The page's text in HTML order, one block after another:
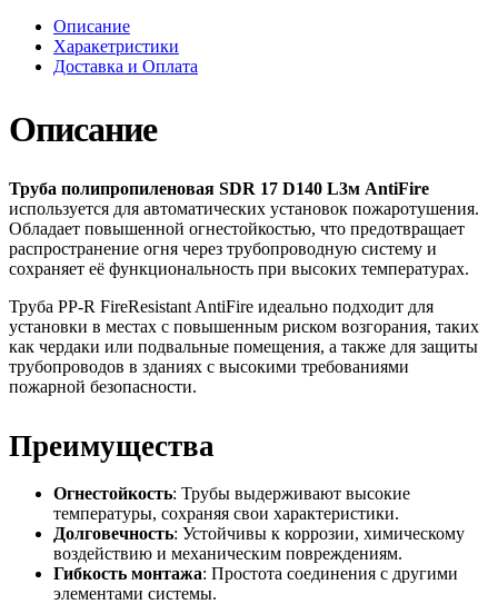
Описание
Харакетристики
Доставка и Оплата
Описание
Труба полипропиленовая SDR 17 D140 L3м AntiFire
используется для автоматических установок пожаротушения.
Обладает повышенной огнестойкостью, что предотвращает
распространение огня через трубопроводную систему и
сохраняет её функциональность при высоких температурах.
Труба PP-R FireResistant AntiFire идеально подходит для
установки в местах с повышенным риском возгорания, таких
как чердаки или подвальные помещения, а также для защиты
трубопроводов в зданиях с высокими требованиями
пожарной безопасности.
Преимущества
Огнестойкость: Трубы выдерживают высокие
температуры, сохраняя свои характеристики.
Долговечность: Устойчивы к коррозии, химическому
воздействию и механическим повреждениям.
Гибкость монтажа: Простота соединения с другими
элементами системы.